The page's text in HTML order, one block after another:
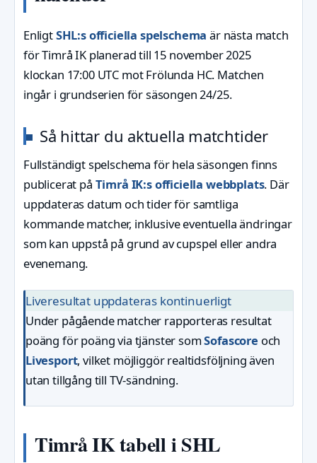
EnligtSHL:s officiella spelschema är nästa match
för Timrå IK planerad till 15 november 2025
klockan 17:00 UTC mot Frölunda HC. Matchen
ingår i grundserien för säsongen 24/25.
Så hittar du aktuella matchtider
Fullständigt spelschema för hela säsongen finns
publicerat på Timrå IK:s officiella webbplats. Där
uppdateras datum och tider för samtliga
kommande matcher, inklusive eventuella ändringar
som kan uppstå på grund av cupspel eller andra
evenemang.
Liveresultat uppdateras kontinuerligt
Under pågående matcher rapporteras resultat
poäng för poäng via tjänster somSofascore och
Livesport, vilket möjliggör realtidsföljning även
utan tillgång till TV-sändning.
Timrå IK tabell i SHL